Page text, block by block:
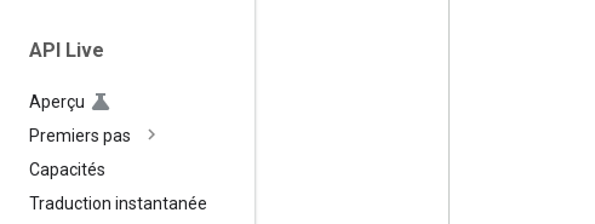
API Live
Aperçu
Premiers pas
Capacités
Traduction instantanée